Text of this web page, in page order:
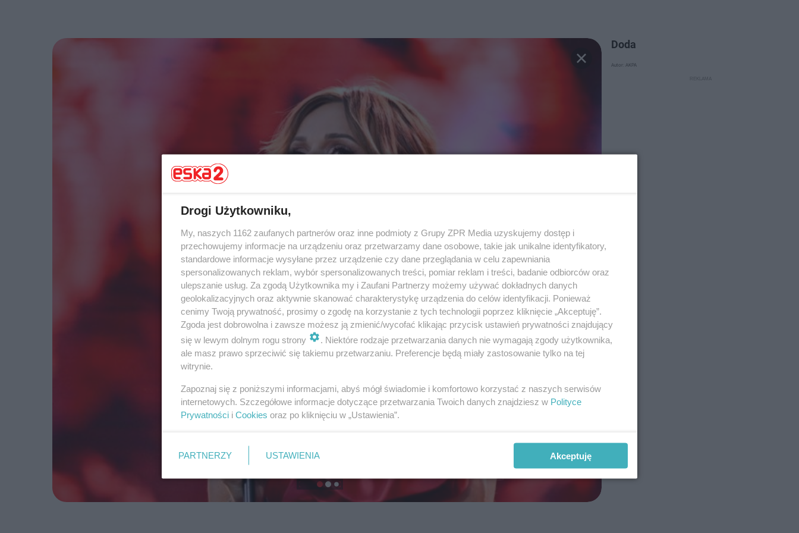
Doda
Autor: AKPA
Drogi Użytkowniku,
My, naszych 1162 zaufanych partnerów oraz inne podmioty z Grupy ZPR Media uzyskujemy dostęp i
przechowujemy informacje na urządzeniu oraz przetwarzamy dane osobowe, takie jak unikalne identyfikatory,
standardowe informacje wysyłane przez urządzenie czy dane przeglądania w celu zapewniania
spersonalizowanych reklam, wybór spersonalizowanych treści, pomiar reklam i treści, badanie odbiorców oraz
ulepszanie usług. Za zgodą Użytkownika my i Zaufani Partnerzy możemy używać dokładnych danych
geolokalizacyjnych oraz aktywnie skanować charakterystykę urządzenia do celów identyfikacji. Ponieważ
cenimy Twoją prywatność, prosimy o zgodę na korzystanie z tych technologii poprzez kliknięcie „Akceptuję”.
Zgoda jest dobrowolna i zawsze możesz ją zmienić/wycofać klikając przycisk ustawień prywatności znajdujący
się w lewym dolnym rogu strony
. Niektóre rodzaje przetwarzania danych nie wymagają zgody użytkownika,
ale masz prawo sprzeciwić się takiemu przetwarzaniu. Preferencje będą miały zastosowanie tylko na tej
witrynie.
Zapoznaj się z poniższymi informacjami, abyś mógł świadomie i komfortowo korzystać z naszych serwisów
internetowych. Szczegółowe informacje dotyczące przetwarzania Twoich danych znajdziesz w Polityce
Prywatności i Cookies oraz po kliknięciu w „Ustawienia”.
PARTNERZY USTAWIENIA Akceptuję